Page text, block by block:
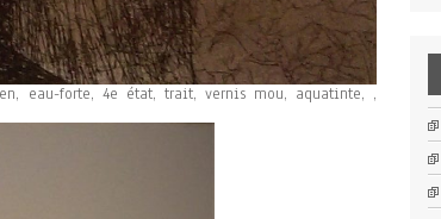
eau-forte, 4e état, trait, vernis mou, aquatinte, ,